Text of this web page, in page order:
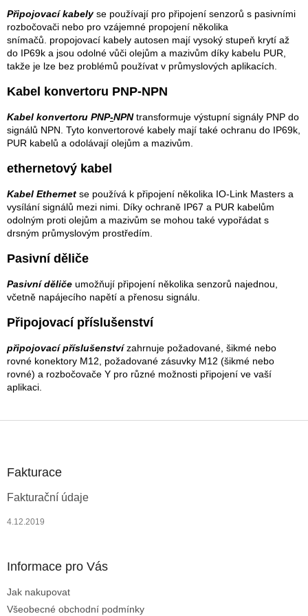
Připojovací kabelyse používají pro připojení senzorů s pasivními
rozbočovači nebo pro vzájemné propojení několika
snímačů. propojovací kabely autosen mají vysoký stupeň krytí až
do IP69k a jsou odolné vůči olejům a mazivům díky kabelu PUR,
takže je lze bez problémů používat v průmyslových aplikacích.
Kabel konvertoru PNP-NPN
Kabel konvertoru PNP-NPNtransformuje výstupní signály PNP do
signálů NPN. Tyto konvertorové kabely mají také ochranu do IP69k,
PUR kabelů a odolávají olejům a mazivům.
ethernetový kabel
Kabel Ethernet se používá k připojení několika IO-Link Masters a
vysílání signálů mezi nimi. Díky ochraně IP67 a PUR kabelům
odolným proti olejům a mazivům se mohou také vypořádat s
drsným průmyslovým prostředím.
Pasivní děliče
Pasivní děliče umožňují připojení několika senzorů najednou,
včetně napájecího napětí a přenosu signálu.
Připojovací příslušenství
připojovací příslušenstvízahrnuje požadované, šikmé nebo
rovné konektory M12, požadované zásuvky M12 (šikmé nebo
rovné) a rozbočovače Y pro různé možnosti připojení ve vaší
aplikaci.
Fakturace
Fakturační údaje
4.12.2019
Informace pro Vás
Jak nakupovat
Všeobecné obchodní podmínky